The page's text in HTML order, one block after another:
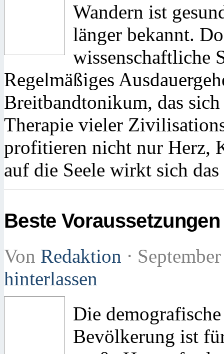
Wandern ist
länger bekannt.
wissenschaftliche
Regelmäßiges
Breitbandtonikum, das
Therapie vieler
profitieren nicht nur Herz,
auf die Seele wirkt sich
Beste
Von Redaktion ⋅
hinterlassen
Die
Bevölkerung ist